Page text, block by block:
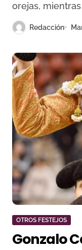
orejas,
Redacción
OTROS FESTEJOS
Gonzalo